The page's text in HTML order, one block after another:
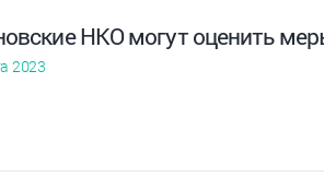
НКО могут оценить
2023